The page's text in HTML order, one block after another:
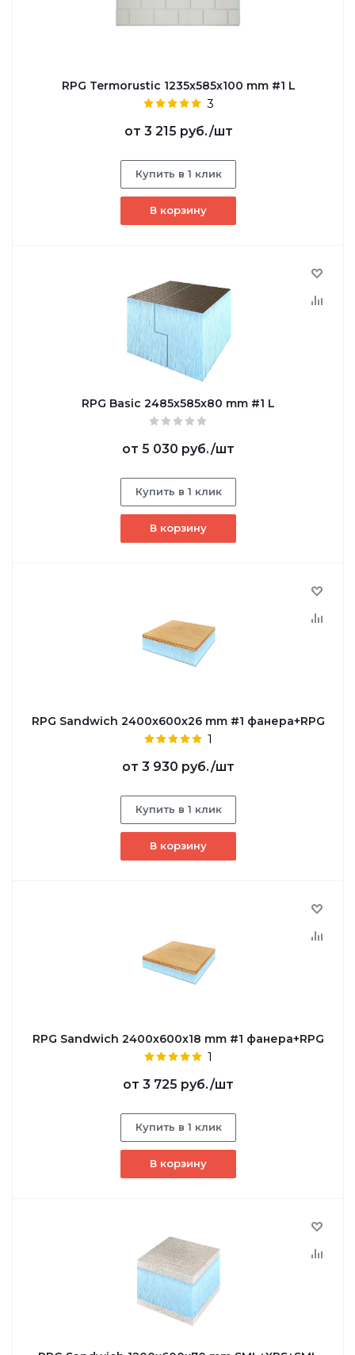
RPG Termorustic 1235х585х100 mm #1 L
3
от 3 215 руб./шт
Купить в 1 клик
В корзину
RPG Basic 2485х585х80 mm #1 L
от 5 030 руб./шт
Купить в 1 клик
В корзину
RPG Sandwich 2400х600х26 mm #1 фанера+RPG
1
от 3 930 руб./шт
Купить в 1 клик
В корзину
RPG Sandwich 2400х600х18 mm #1 фанера+RPG
1
от 3 725 руб./шт
Купить в 1 клик
В корзину